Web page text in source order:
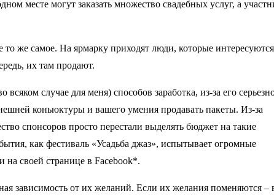
месте могут заказать множество свадебных услуг, а
же самое. На ярмарку приходят люди, которые интересуются
их там продают.
случае для меня) способов заработка, из-за его
коньюктуры и вашего умения продавать пакеты. Из-за
спонсоров просто перестали выделять бюджет на такие
как фестиваль «Усадьба джаз», испытывает огромные
на своей странице в Facebook*.
зависимость от их желаний. Если их желания поменяются –